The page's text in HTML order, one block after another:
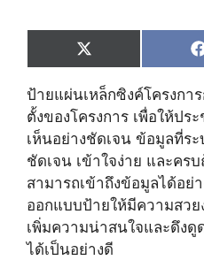
Share
on
X
(
T
w
i
t
t
e
r
)
ป้ายแผ่นเหล็กซิงค์โครงกา
ตั้งของโครงการ เพื่อให้ป
เห็นอย่างชัดเจน ข้อมูลที่ร
ชัดเจน เข้าใจง่าย และคร
สามารถเข้าถึงข้อมูลได้อย่
ออกแบบป้ายให้มีความสว
เพิ่มความน่าสนใจและดึง
ได้เป็นอย่างดี